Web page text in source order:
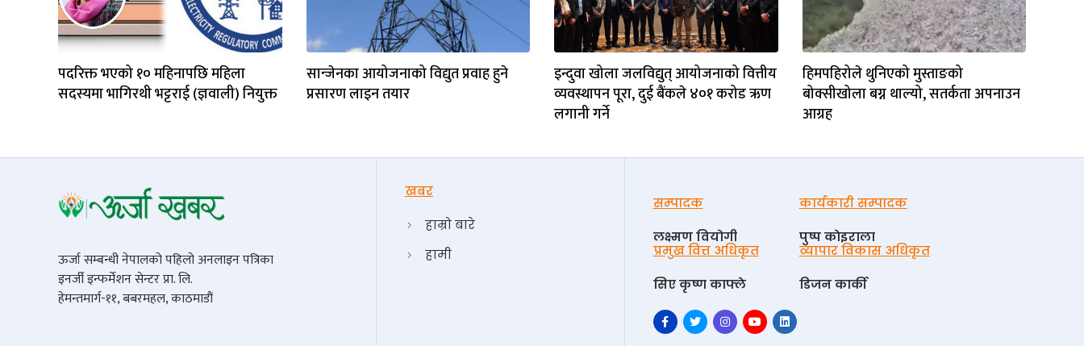
पदरिक्त भएको १० महिनापछि महिला
सदस्यमा भागिरथी भट्टराई (ज्ञवाली) नियुक्त
सान्जेनका आयोजनाको विद्युत प्रवाह हुने
प्रसारण लाइन तयार
इन्दुवा खोला जलविद्युत् आयोजनाको वित्तीय
व्यवस्थापन पूरा, दुई बैंकले ४०१ करोड ऋण
लगानी गर्ने
हिमपहिरोले थुनिएको मुस्ताङको
बोक्सीखोला बग्न थाल्यो, सतर्कता अपनाउन
आग्रह
ऊर्जा सम्बन्धी नेपालको पहिलो अनलाइन पत्रिका
इनर्जी इन्फर्मेशन सेन्टर प्रा. लि.
हेमन्तमार्ग-११, बबरमहल, काठमाडौं
खबर
हाम्रो बारे
हामी
सम्पादक
लक्ष्मण वियोगी
कार्यकारी सम्पादक
पुष्प काेइराला
प्रमुख वित्त अधिकृत
सिए कृष्ण काफ्ले
व्यापार विकास अधिकृत
डिजन कार्की